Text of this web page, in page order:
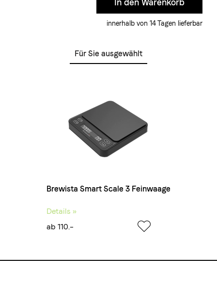
innerhalb von 14 Tagen lieferbar
Für Sie ausgewählt
Brewista Smart Scale 3 Feinwaage
Details »
ab 110.–